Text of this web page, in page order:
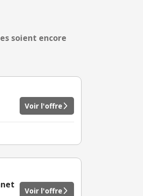
soient encore
Voir l'offre
Voir l'offre